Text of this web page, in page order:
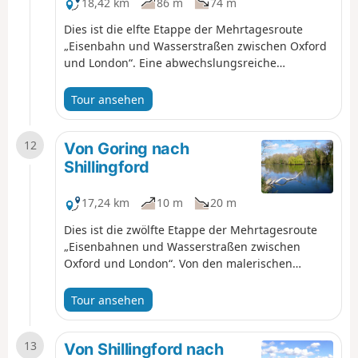
Dies ist die elfte Etappe der Mehrtagesroute
„Eisenbahn und Wasserstraßen zwischen Oxford
und London“. Eine abwechslungsreiche
durch das Gelände des Reading Festivals, vorbei
an der Mapledurham-Schleuse entlang der
malerischen Chiltern Hills, über eine Mautbrücke,
durch Waldgebiete und wieder am Fluss entlang
bis zum spektakulären Goring Gap.
Tour ansehen
12
Von Goring nach
Shillingford
17,24 km 10 m
20 m
Dies ist die zwölfte Etappe der Mehrtagesroute
„Eisenbahnen und Wasserstraßen zwischen
Oxford und London“. Von den malerischen
Wanderung durch Auen zu einem Pub am
Flussufer und weiter zur historischen Marktstadt
Wallingford, vorbei an den Ruinen der
königlichen Burg und über das Benson-Wehr mit
Tour ansehen
13
Von Shillingford nach